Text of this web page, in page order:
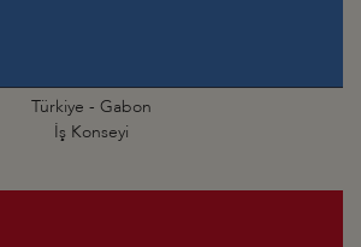
Türkiye - Gabon
İş Konseyi